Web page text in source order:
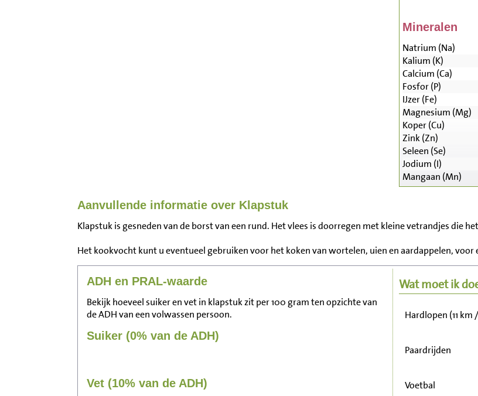
Mineralen
Natrium (Na)
Kalium (K)
Calcium (Ca)
Fosfor (P)
IJzer (Fe)
Magnesium (Mg)
Koper (Cu)
Zink (Zn)
Seleen (Se)
Jodium (I)
Mangaan (Mn)
Aanvullende informatie over Klapstuk
Klapstuk is gesneden van de borst van een rund. Het vlees is doorregen met kleine vetrandjes die
Het kookvocht kunt u eventueel gebruiken voor het koken van wortelen, uien en aardappelen, voor
ADH en PRAL-waarde
Bekijk hoeveel suiker en vet in klapstuk zit per 100 gram ten opzichte van
de ADH van een volwassen persoon.
Suiker (0% van de ADH)
Vet (10% van de ADH)
Wat moet ik
Fietsen (15 km/uur)
Wandelen (5 km/
Hardlopen (11 km
Paardrijden
Voetbal